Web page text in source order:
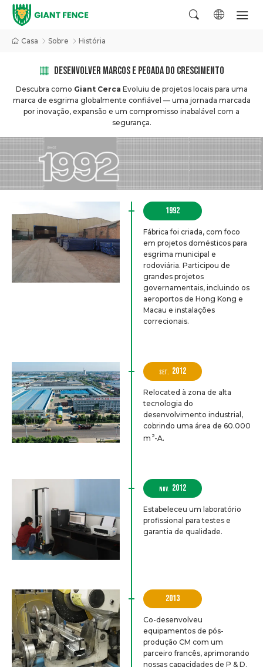
Casa Sobre História
DESENVOLVER MARCOS E PEGADA DO CRESCIMENTO
Descubra como Giant Cerca Evoluiu de projetos locais para uma
marca de esgrima globalmente confiável — uma jornada marcada
por inovação, expansão e um compromisso inabalável com a
segurança.
1992
Fábrica foi criada, com foco
em projetos domésticos para
esgrima municipal e
rodoviária. Participou de
grandes projetos
governamentais, incluindo os
aeroportos de Hong Kong e
Macau e instalações
correcionais.
SET. 2012
Relocated à zona de alta
tecnologia do
desenvolvimento industrial,
cobrindo uma área de 60.000
m 2-A.
NOV. 2012
Estabeleceu um laboratório
profissional para testes e
garantia de qualidade.
2013
Co-desenvolveu
equipamentos de pós-
produção CM com um
parceiro francês, aprimorando
nossas capacidades de P & D.